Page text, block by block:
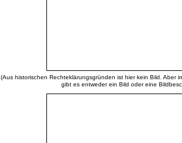
(Aus historischen Rechteklärungsgründen ist hier kein Bild. Aber
gibt es entweder ein Bild oder eine